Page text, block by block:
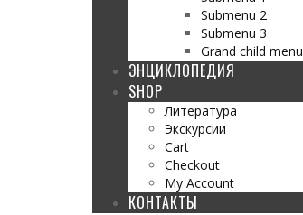
Submenu 2
Submenu 3
Grand child menu
ЭНЦИКЛОПЕДИЯ
SHOP
Литература
Экскурсии
Cart
Checkout
My Account
КОНТАКТЫ